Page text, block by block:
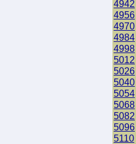
4942
4956
4970
4984
4998
5012
5026
5040
5054
5068
5082
5096
5110